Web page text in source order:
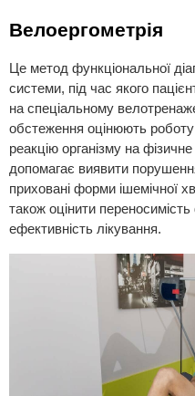
Велоергометрія
Це метод функціональної
системи, під час якого
на спеціальному
обстеження оцінюють
реакцію організму на
допомагає виявити
приховані форми ішемічної
також оцінити
ефективність лікування.